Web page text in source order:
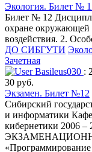
Экология. Билет №
Билет № 12
охране окружающей
воздействия. 2.
ДО СИБГУТИ
Зачетная
Basileus030 :
30 руб.
Экзамен. Билет №12
Сибирский
и информатики
кибернетики 2006 –